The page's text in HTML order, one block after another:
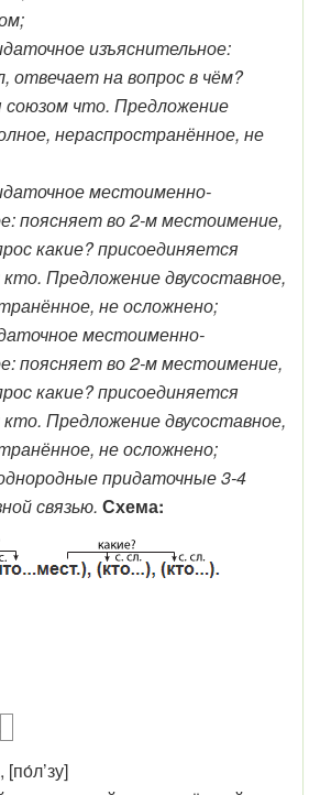
изъяснительное:
отвечает на вопрос в чём?
союзом что. Предложение
нераспространённое, не
местоименно-
поясняет во 2-м местоимение,
какие? присоединяется
Предложение двусоставное,
не осложнено;
местоименно-
поясняет во 2-м местоимение,
какие? присоединяется
Предложение двусоставное,
не осложнено;
придаточные 3-4
связью. Схема:
[по́л’зу]